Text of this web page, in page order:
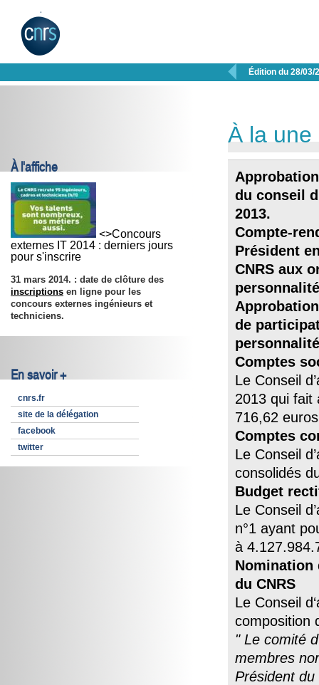
 Édition du 28/03/
À l'affiche
<>Concours
externes IT 2014 : derniers jours
pour s'inscrire
31 mars 2014. : date de clôture des
inscriptions en ligne pour les
concours externes ingénieurs et
techniciens.
En savoir +
cnrs.fr
site de la délégation
facebook
twitter
À la une
du conseil
2013.
Compte-
Président
CNRS aux
de
Comptes
Le Conseil
2013 qui fait
716,62
Comptes
Le Conseil
consolidés
Budget
Le Conseil
n°1 ayant
à
Nomination
du CNRS
Le Conseil
composition
" Le comité
membres
Président du